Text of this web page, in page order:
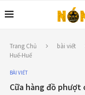
Trang Chủ bài viết
Huế-Huế
BÀI VIẾT
Cữa hàng đồ phượt